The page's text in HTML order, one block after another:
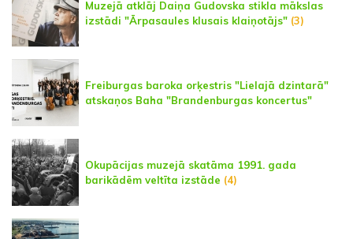
Muzejā atklāj Daiņa Gudovska stikla mākslas
izstādi "Ārpasaules klusais klaiņotājs" (3)
Freiburgas baroka orķestris "Lielajā dzintarā"
atskaņos Baha "Brandenburgas koncertus"
Okupācijas muzejā skatāma 1991. gada
barikādēm veltīta izstāde (4)